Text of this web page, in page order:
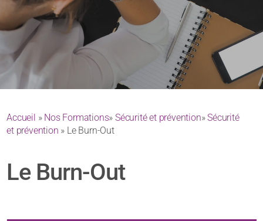
Accueil » Nos Formations»Sécurité et prévention»Sécurité
et prévention » Le Burn-Out
Le Burn-Out